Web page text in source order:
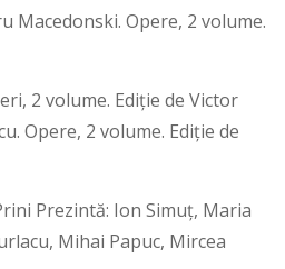
Macedonski. Opere, 2 volume.
2 volume. Ediție de Victor
Opere, 2 volume. Ediție de
Prezintă: Ion Simuț, Maria
Mihai Papuc, Mircea